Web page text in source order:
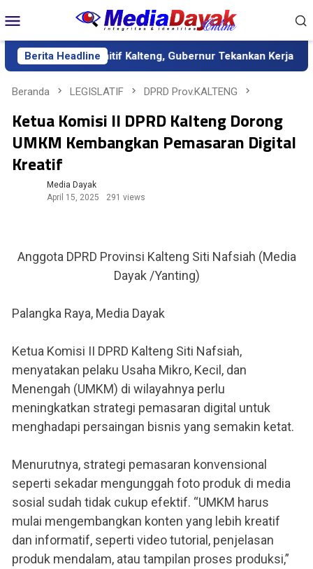
ke
kontenMobile
Berita Headline
Sekda Definitif Kalteng, Gubernur Tekankan Kerja Keras dan
Beranda LEGISLATIF DPRD Prov.KALTENG
Ketua Komisi II DPRD Kalteng Dorong
UMKM Kembangkan Pemasaran Digital
Kreatif
Media Dayak
April 15, 2025
291 views
Anggota DPRD Provinsi Kalteng Siti Nafsiah (Media
Dayak /Yanting)
Palangka Raya, Media Dayak
Ketua Komisi II DPRD Kalteng Siti Nafsiah,
menyatakan pelaku Usaha Mikro, Kecil, dan
Menengah (UMKM) di wilayahnya perlu
meningkatkan strategi pemasaran digital untuk
menghadapi persaingan bisnis yang semakin ketat.
Menurutnya, strategi pemasaran konvensional
seperti sekadar mengunggah foto produk di media
sosial sudah tidak cukup efektif. “UMKM harus
mulai mengembangkan konten yang lebih kreatif
dan informatif, seperti video tutorial, penjelasan
produk mendalam, atau tampilan proses produksi,”